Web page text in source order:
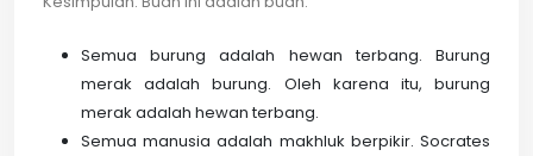
Semua burung adalah hewan terbang. Burung
merak adalah burung. Oleh karena itu, burung
merak adalah hewan terbang.
Semua manusia adalah makhluk berpikir. Socrates